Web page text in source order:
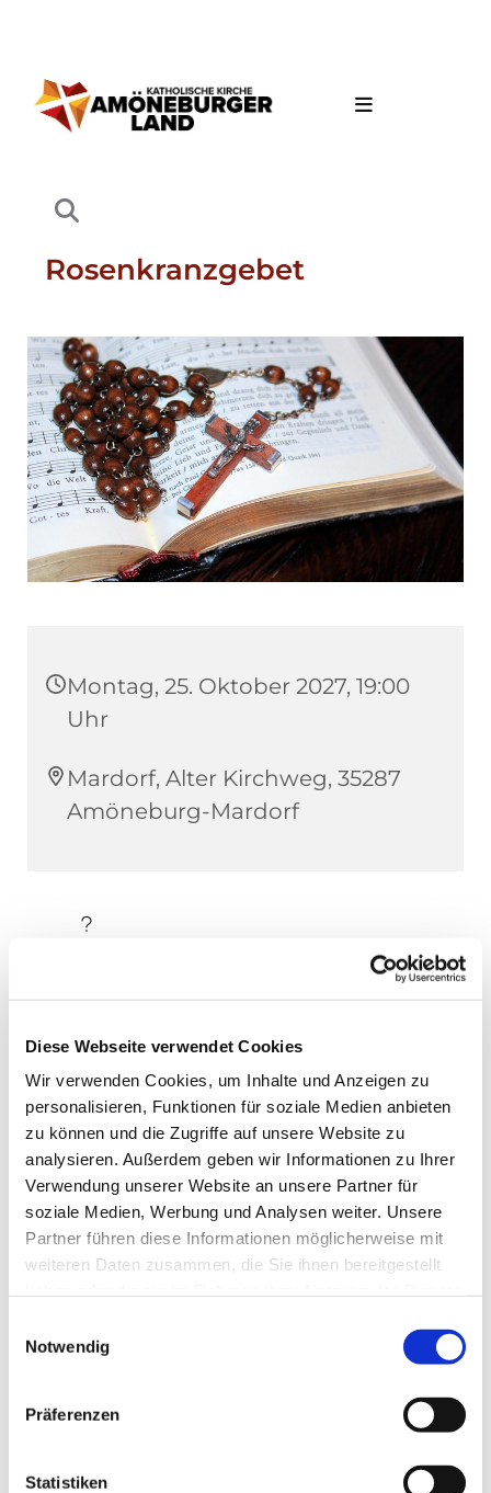
Diese Webseite verwendet Cookies
Wir verwenden Cookies, um Inhalte und Anzeigen zu
personalisieren, Funktionen für soziale Medien anbieten
zu können und die Zugriffe auf unsere Website zu
analysieren. Außerdem geben wir Informationen zu Ihrer
Verwendung unserer Website an unsere Partner für
soziale Medien, Werbung und Analysen weiter. Unsere
Partner führen diese Informationen möglicherweise mit
weiteren Daten zusammen, die Sie ihnen bereitgestellt
Notwendig
Präferenzen
Statistiken
Rosenkranzgebet
Montag, 25. Oktober 2027, 19:00
Uhr
Mardorf, Alter Kirchweg, 35287
Amöneburg-Mardorf
Dies könnte Sie auch